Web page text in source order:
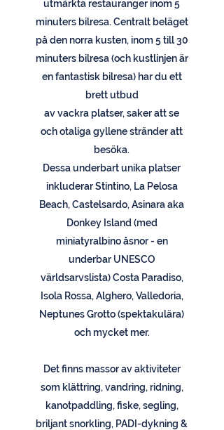
utmärkta restauranger inom 5
minuters bilresa. Centralt beläget
på den norra kusten, inom 5 till 30
minuters bilresa (och kustlinjen är
en fantastisk bilresa) har du ett
brett utbud
av vackra platser, saker att se
och otaliga gyllene stränder att
besöka.
Dessa underbart unika platser
inkluderar Stintino, La Pelosa
Beach, Castelsardo, Asinara aka
Donkey Island (med
miniatyralbino åsnor - en
underbar UNESCO
världsarvslista) Costa Paradiso,
Isola Rossa, Alghero, Valledoria,
Neptunes Grotto (spektakulära)
och mycket mer.
Det finns massor av aktiviteter
som klättring, vandring, ridning,
kanotpaddling, fiske, segling,
briljant snorkling, PADI-dykning &